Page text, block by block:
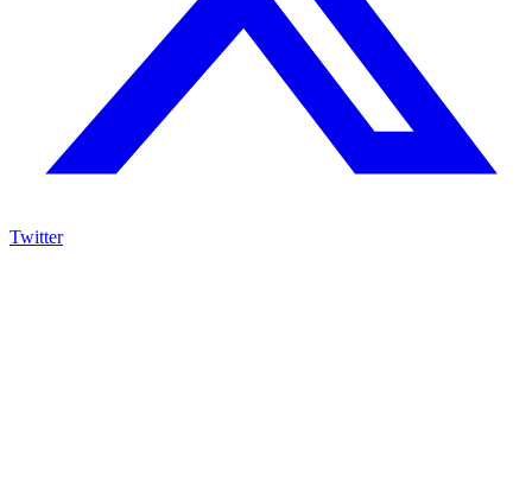
Twitter